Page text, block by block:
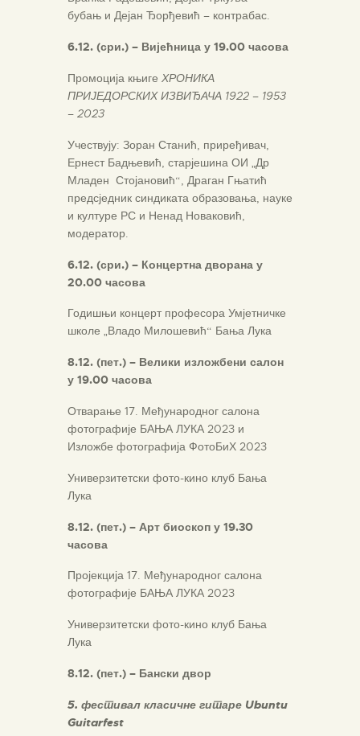
бубањ и Дејан Ђорђевић – контрабас.
6.12. (сри.) – Вијећница у 19.00 часова
Промоција књиге ХРОНИКА
ПРИЈЕДОРСКИХ ИЗВИЂАЧА 1922 – 1953
– 2023
Учествују: Зоран Станић, приређивач,
Ернест Бадњевић, старјешина ОИ „Др
Младен Стојановић“, Драган Гњатић
предсједник синдиката образовања, науке
и културе РС и Ненад Новаковић,
модератор.
6.12. (сри.) – Концертна дворана у
20.00 часова
Годишњи концерт професора Умјетничке
школе „Владо Милошевић“ Бања Лука
8.12. (пет.) – Велики изложбени салон
у 19.00 часова
Отварање 17. Међународног салона
фотографије БАЊА ЛУКА 2023 и
Изложбе фотографија ФотоБиХ 2023
Универзитетски фото-кино клуб Бања
Лука
8.12. (пет.) – Арт биоскоп у 19.30
часова
Пројекција 17. Међународног салона
фотографије БАЊА ЛУКА 2023
Универзитетски фото-кино клуб Бања
Лука
8.12. (пет.) – Бански двор
5. фестивал класичне гитаре Ubuntu
Guitarfest